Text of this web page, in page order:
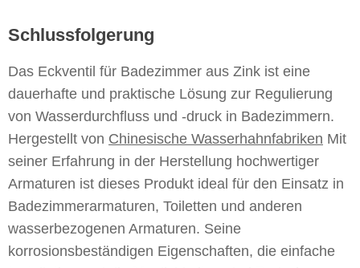
Schlussfolgerung
Das Eckventil für Badezimmer aus Zink ist eine
dauerhafte und praktische Lösung zur Regulierung
von Wasserdurchfluss und -druck in Badezimmern.
Hergestellt von Chinesische Wasserhahnfabriken Mit
seiner Erfahrung in der Herstellung hochwertiger
Armaturen ist dieses Produkt ideal für den Einsatz in
Badezimmerarmaturen, Toiletten und anderen
wasserbezogenen Armaturen. Seine
korrosionsbeständigen Eigenschaften, die einfache